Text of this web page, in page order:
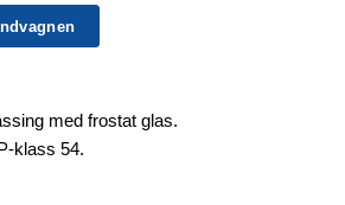
med frostat glas.
klass 54.